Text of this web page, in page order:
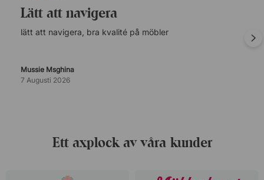
lätt att navigera
lätt att navigera, bra kvalité på möbler
Mussie Msghina
7 Augusti 2026
Ett axplock av våra kunder